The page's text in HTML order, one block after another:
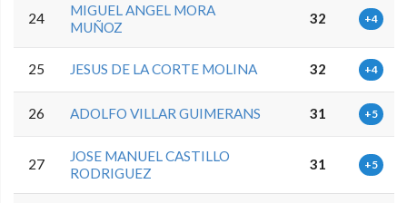
24
MIGUEL ANGEL MORA
MUÑOZ
32 +4
25 JESUS DE LA CORTE MOLINA 32 +4
26 ADOLFO VILLAR GUIMERANS 31 +5
27
JOSE MANUEL CASTILLO
RODRIGUEZ
31 +5